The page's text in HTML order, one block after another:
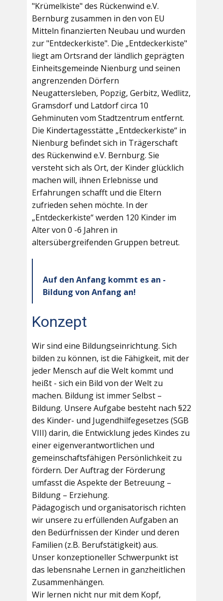
"Krümelkiste" des Rückenwind e.V.
Bernburg zusammen in den von EU
Mitteln finanzierten Neubau und wurden
zur "Entdeckerkiste". Die „Entdeckerkiste"
liegt am Ortsrand der ländlich geprägten
Einheitsgemeinde Nienburg und seinen
angrenzenden Dörfern
Neugattersleben, Popzig, Gerbitz, Wedlitz,
Gramsdorf und Latdorf circa 10
Gehminuten vom Stadtzentrum entfernt.
Die Kindertagesstätte „Entdeckerkiste“ in
Nienburg befindet sich in Trägerschaft
des Rückenwind e.V. Bernburg. Sie
versteht sich als Ort, der Kinder glücklich
machen will, ihnen Erlebnisse und
Erfahrungen schafft und die Eltern
zufrieden sehen möchte. In der
„Entdeckerkiste“ werden 120 Kinder im
Alter von 0 -6 Jahren in
altersübergreifenden Gruppen betreut.
Auf den Anfang kommt es an -
Bildung von Anfang an!
Konzept
Wir sind eine Bildungseinrichtung. Sich
bilden zu können, ist die Fähigkeit, mit der
jeder Mensch auf die Welt kommt und
heißt - sich ein Bild von der Welt zu
machen. Bildung ist immer Selbst –
Bildung. Unsere Aufgabe besteht nach §22
des Kinder- und Jugendhilfegesetzes (SGB
VIII) darin, die Entwicklung jedes Kindes zu
einer eigenverantwortlichen und
gemeinschaftsfähigen Persönlichkeit zu
fördern. Der Auftrag der Förderung
umfasst die Aspekte der Betreuung –
Bildung – Erziehung.
Pädagogisch und organisatorisch richten
wir unsere zu erfüllenden Aufgaben an
den Bedürfnissen der Kinder und deren
Familien (z.B. Berufstätigkeit) aus.
Unser konzeptioneller Schwerpunkt ist
das lebensnahe Lernen in ganzheitlichen
Zusammenhängen.
Wir lernen nicht nur mit dem Kopf,